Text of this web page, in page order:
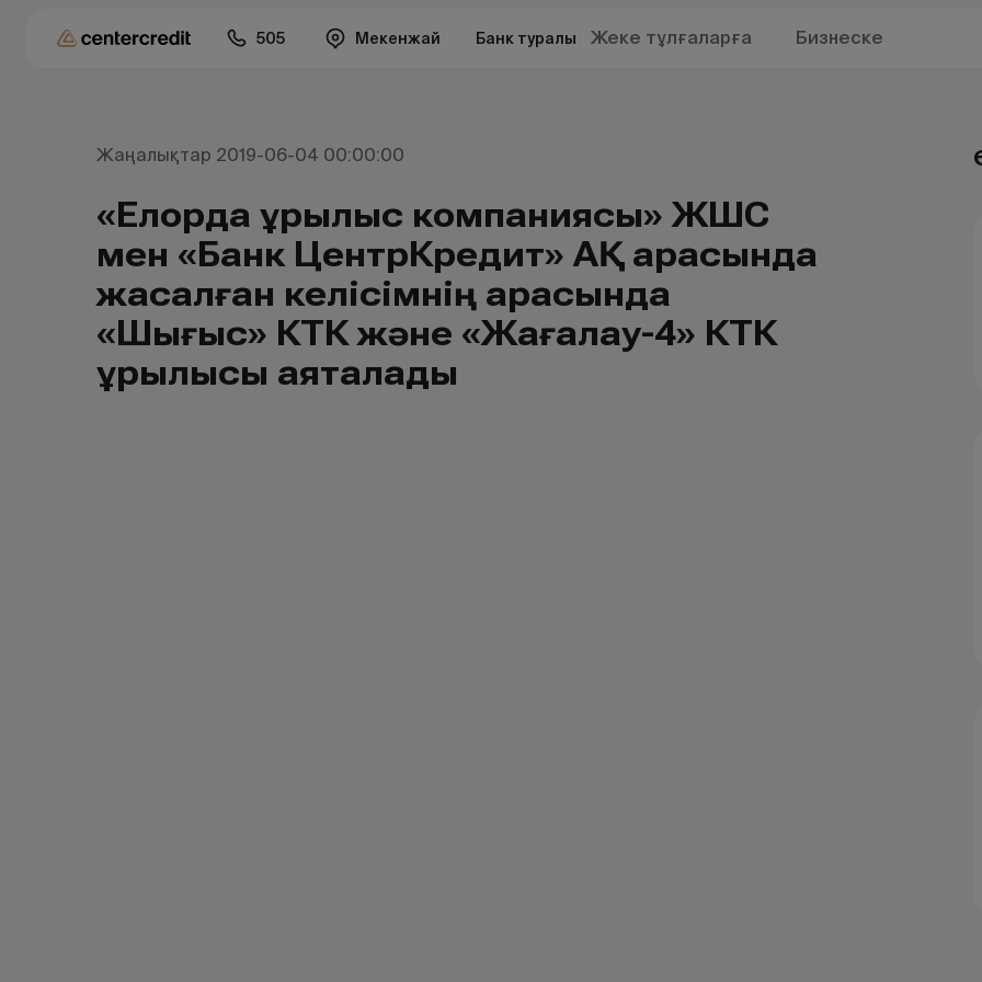
505 Мекенжай Банк туралы Жеке тұлғаларға Бизнеске
Жаңалықтар 2019-06-04 00:00:00
«Елорда құрылыс компаниясы» ЖШС
мен «Банк ЦентрКредит» АҚ арасында
жасалған келісімнің арқасында
«Шығыс» КТК және «Жағалау-4» КТК
құрылысы аяқталады